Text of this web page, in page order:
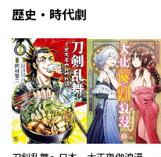
歴史・時代劇